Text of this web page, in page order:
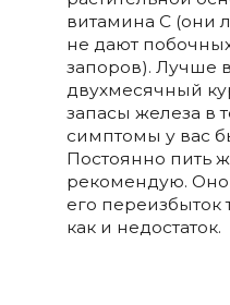
витамина С (они
не дают
запоров). Лучше
двухмесячный
запасы железа в
симптомы у вас
Постоянно пить
рекомендую. Оно
его переизбыток
как и недостаток.